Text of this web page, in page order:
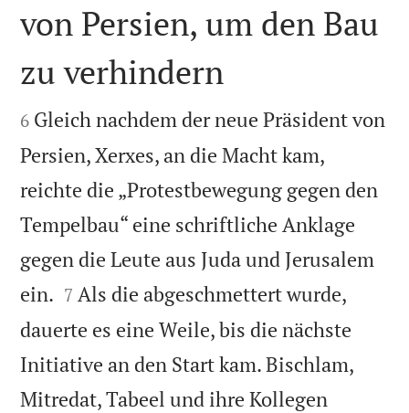

von Persien, um den Bau
zu verhindern

6 Gleich nachdem der neue Präsident von
Persien, Xerxes, an die Macht kam,
reichte die „Protestbewegung gegen den
Tempelbau“ eine schriftliche Anklage
gegen die Leute aus Juda und Jerusalem
ein. 

7 Als die abgeschmettert wurde,
dauerte es eine Weile, bis die nächste
Initiative an den Start kam. Bischlam,
Mitredat, Tabeel und ihre Kollegen